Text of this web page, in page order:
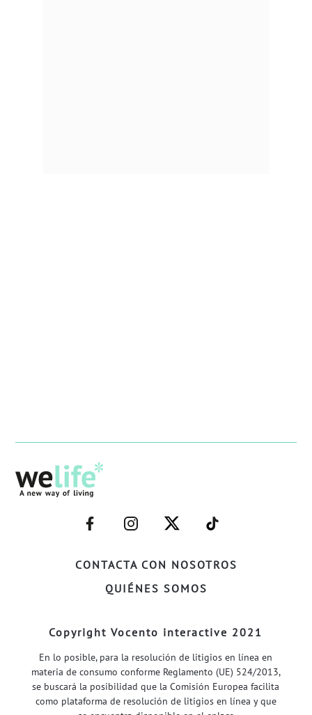
CONTACTA CON NOSOTROS
QUIÉNES SOMOS
–
FACEBOOK–
–
INSTAGRAM–
–
TWITTER–
–
WELIFE–
Copyright Vocento interactive 2021
En lo posible, para la resolución de litigios en línea en
materia de consumo conforme Reglamento (UE) 524/2013,
se buscará la posibilidad que la Comisión Europea facilita
como plataforma de resolución de litigios en línea y que